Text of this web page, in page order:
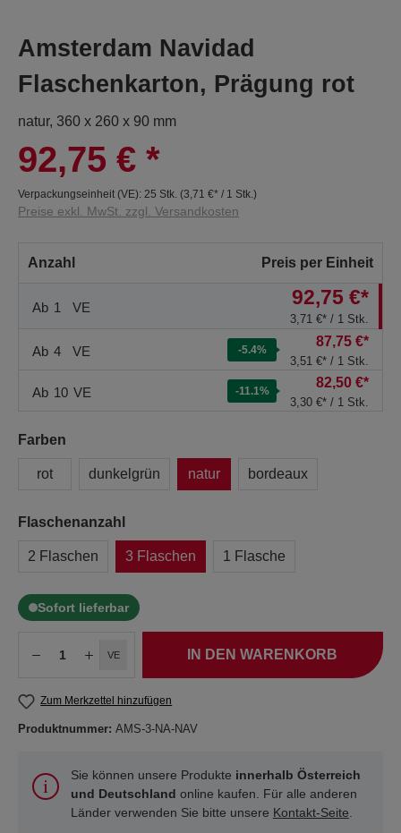
Amsterdam Navidad
Flaschenkarton, Prägung rot
natur, 360 x 260 x 90 mm
92,75 € *
Verpackungseinheit (VE): 25 Stk. (3,71 €* / 1 Stk.)
Preise exkl. MwSt. zzgl. Versandkosten
Anzahl Preis per Einheit
Ab 1 VE 92,75 €*
3,71 €* / 1 Stk.
Ab 4 VE -5.4%
87,75 €*
3,51 €* / 1 Stk.
Ab 10 VE -11.1%
82,50 €*
3,30 €* / 1 Stk.
Farben
rot dunkelgrün natur bordeaux
Flaschenanzahl
2 Flaschen 3 Flaschen 1 Flasche
Sofort lieferbar
VE IN DEN WARENKORB
Zum Merkzettel hinzufügen
Produktnummer: AMS-3-NA-NAV
Sie können unsere Produkte innerhalb Österreich
und Deutschland online kaufen. Für alle anderen
Länder verwenden Sie bitte unsere Kontakt-Seite.